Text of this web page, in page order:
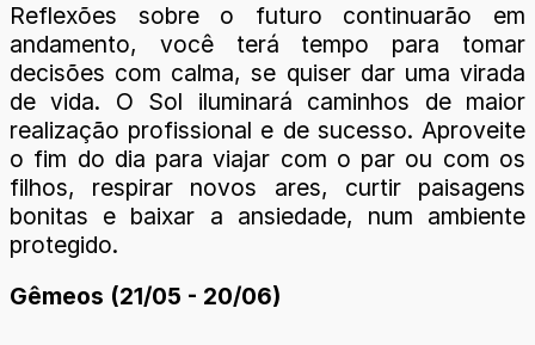
Reflexões sobre o futuro continuarão em
andamento, você terá tempo para tomar
decisões com calma, se quiser dar uma virada
de vida. O Sol iluminará caminhos de maior
realização profissional e de sucesso. Aproveite
o fim do dia para viajar com o par ou com os
filhos, respirar novos ares, curtir paisagens
bonitas e baixar a ansiedade, num ambiente
protegido.
Gêmeos (21/05 - 20/06)